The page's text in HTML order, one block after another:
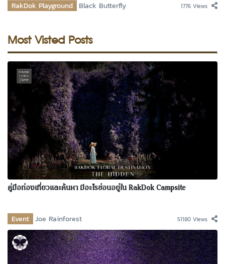
RakDok Playground Black Butterfly 1776 Views
Most Visted Posts
คู่มือท่องเที่ยวและค้นหา มีอะไรซ่อนอยู่ใน RakDok Campsite
Event Joe Rainforest 51180 Views